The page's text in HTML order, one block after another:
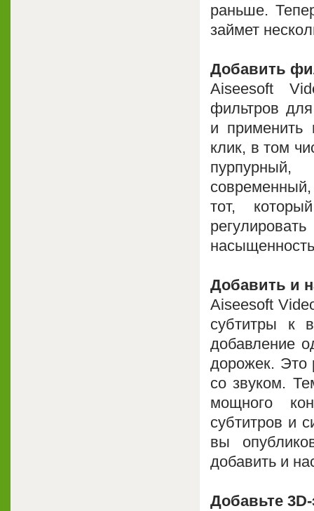
раньше.
займет
Добавить
Aiseesoft
фильтров
и
клик, в том
тот,
Добавить и
Aiseesoft
субтитры к
добавление
дорожек. Это
со звуком.
мощного
субтитров и
вы
добавить и
Добавьте